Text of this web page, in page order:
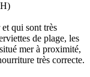
qui sont très
de plage, les
mer à proximité,
très correcte.